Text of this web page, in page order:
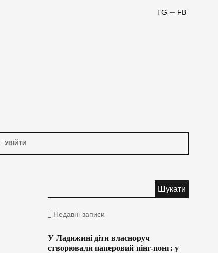
FB
TG
УВІЙТИ
Недавні записи
У Ладижині діти власноруч
створювали паперовий пінг-понг: у